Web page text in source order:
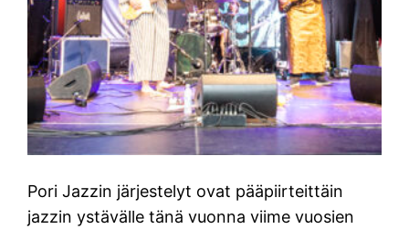
Pori Jazzin järjestelyt ovat pääpiirteittäin
jazzin ystävälle tänä vuonna viime vuosien